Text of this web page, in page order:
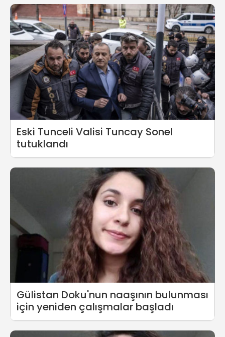
Eski Tunceli Valisi Tuncay Sonel
tutuklandı
Gülistan Doku'nun naaşının bulunması
için yeniden çalışmalar başladı